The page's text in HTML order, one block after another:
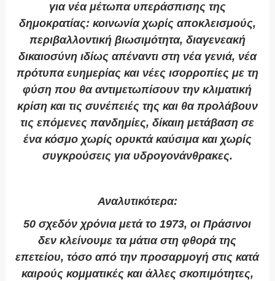
για νέα μέτωπα υπεράσπισης της
δημοκρατίας: κοινωνία χωρίς αποκλεισμούς,
περιβαλλοντική βιωσιμότητα, διαγενεακή
δικαιοσύνη ιδίως απέναντι στη νέα γενιά, νέα
πρότυπα ευημερίας και νέες ισορροπίες με τη
φύση που θα αντιμετωπίσουν την κλιματική
κρίση και τις συνέπειές της και θα προλάβουν
τις επόμενες πανδημίες, δίκαιη μετάβαση σε
ένα κόσμο χωρίς ορυκτά καύσιμα και χωρίς
συγκρούσεις για υδρογονάνθρακες.
Αναλυτικότερα:
50 σχεδόν χρόνια μετά το 1973, οι Πράσινοι
δεν κλείνουμε τα μάτια στη φθορά της
επετείου, τόσο από την προσαρμογή στις κατά
καιρούς κομματικές και άλλες σκοπιμότητες,